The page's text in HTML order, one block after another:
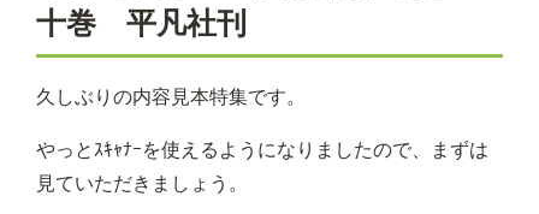
十巻 平凡社刊
久しぶりの内容見本特集です。
やっとｽｷｬﾅｰを使えるようになりましたので、まずは
見ていただきましょう。